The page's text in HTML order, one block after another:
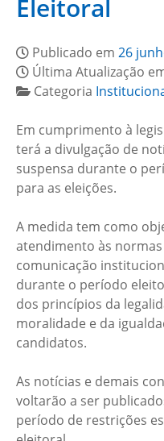
Eleitoral
Publicado em 26
Última Atualização
Categoria
Em cumprimento à
terá a divulgação de
suspensa durante o
para as eleições.
A medida tem como
atendimento às
comunicação
durante o período
dos princípios da
moralidade e da
candidatos.
As notícias e demais
voltarão a ser
período de restrições